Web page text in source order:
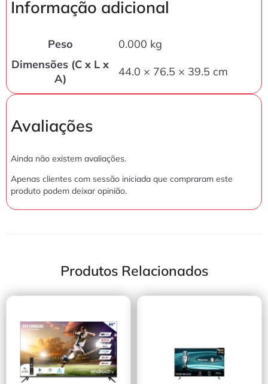
Informação adicional
Peso
0.000 kg
Dimensões (C x L x
A)
44.0 × 76.5 × 39.5 cm
Avaliações
Ainda não existem avaliações.
Apenas clientes com sessão iniciada que compraram este
produto podem deixar opinião.
Produtos Relacionados